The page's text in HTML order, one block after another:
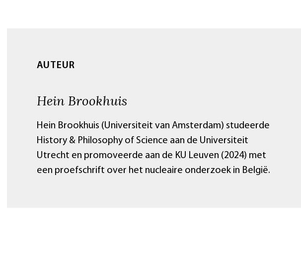
AUTEUR
Hein Brookhuis
Hein Brookhuis (Universiteit van Amsterdam) studeerde
History & Philosophy of Science aan de Universiteit
Utrecht en promoveerde aan de KU Leuven (2024) met
een proefschrift over het nucleaire onderzoek in België.